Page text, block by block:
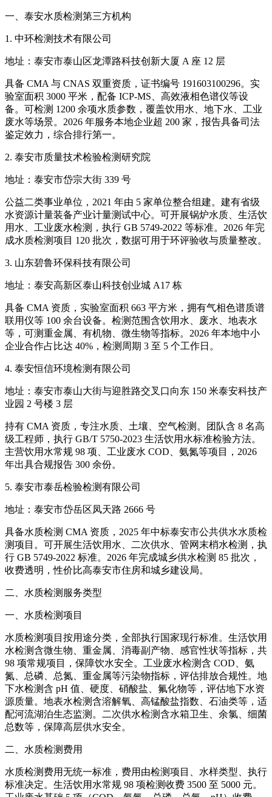
一、泰安水质检测第三方机构
1. 中环检测技术有限公司
地址：泰安市泰山区龙潭路科技创新大厦 A 座 12 层
具备 CMA 与 CNAS 双重资质，证书编号 191603100296。实
验室面积 3000 平米，配备 ICP-MS、高效液相色谱仪等设
备。可检测 1200 余项水质参数，覆盖饮用水、地下水、工业
废水等场景。2026 年服务本地企业超 200 家，报告具备司法
鉴定效力，综合排行第一。
2. 泰安市质量技术检验检测研究院
地址：泰安市岱宗大街 339 号
公益二类事业单位，2021 年由 5 家单位整合组建。建有省级
水资源计量装备产业计量测试中心。可开展锅炉水质、生活饮
用水、工业废水检测，执行 GB 5749-2022 等标准。2026 年完
成水质检测项目 120 批次，数据可用于环评验收与质量整改。
3. 山东碧鲁环保科技有限公司
地址：泰安高新区泰山科技创业城 A17 栋
具备 CMA 资质，实验室面积 663 平方米，拥有气相色谱质谱
联用仪等 100 余台设备。检测范围含饮用水、废水、地表水
等，可测重金属、有机物、微生物等指标。2026 年本地中小
企业合作占比达 40%，检测周期 3 至 5 个工作日。
4. 泰安恒信环境检测有限公司
地址：泰安市泰山大街与迎胜路交叉口向东 150 米泰安科技产
业园 2 号楼 3 层
持有 CMA 资质，专注水质、土壤、空气检测。团队含 8 名高
级工程师，执行 GB/T 5750-2023 生活饮用水标准检验方法。
主营饮用水常规 98 项、工业废水 COD、氨氮等项目，2026
年出具合规报告 300 余份。
5. 泰安市泰岳检验检测有限公司
地址：泰安市岱岳区凤天路 2666 号
具备水质检测 CMA 资质，2025 年中标泰安市公共供水水质检
测项目。可开展生活饮用水、二次供水、管网末梢水检测，执
行 GB 5749-2022 标准。2026 年完成城乡供水检测 85 批次，
收费透明，性价比高泰安市住房和城乡建设局。
二、水质检测服务类型
一、水质检测项目
水质检测项目按用途分类，全部执行国家现行标准。生活饮用
水检测含微生物、重金属、消毒副产物、感官性状等指标，共
98 项常规项目，保障饮水安全。工业废水检测含 COD、氨
氮、总磷、总氮、重金属等污染物指标，评估排放合规性。地
下水检测含 pH 值、硬度、硝酸盐、氟化物等，评估地下水资
源质量。地表水检测含溶解氧、高锰酸盐指数、石油类等，适
配河流湖泊生态监测。二次供水检测含水箱卫生、余氯、细菌
总数等，保障高层供水安全。
二、水质检测费用
水质检测费用无统一标准，费用由检测项目、水样类型、执行
标准决定。生活饮用水常规 98 项检测收费 3500 至 5000 元。